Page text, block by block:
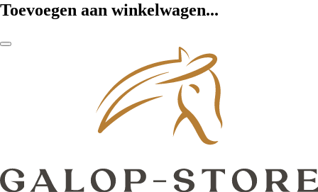
Toevoegen aan winkelwagen...